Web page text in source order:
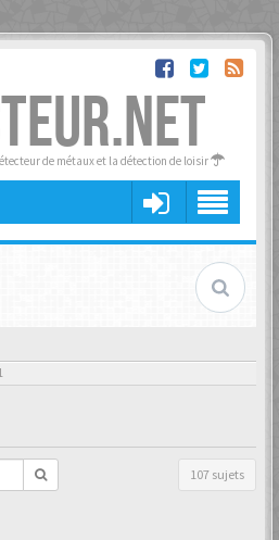
de métaux et la détection de loisir
107 sujets